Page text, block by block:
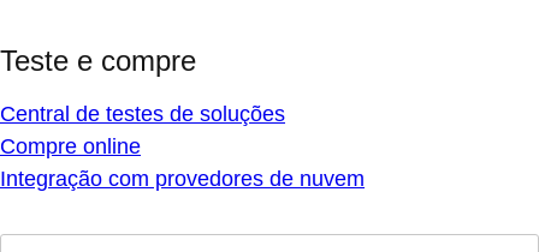
Teste e compre
Central de testes de soluções
Compre online
Integração com provedores de nuvem